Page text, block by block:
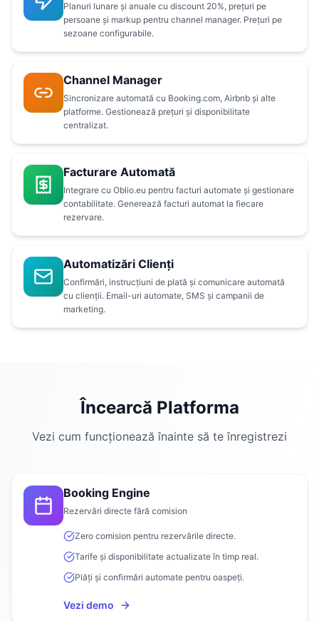
Planuri lunare și anuale cu discount 20%, prețuri pe
persoane și markup pentru channel manager. Prețuri pe
sezoane configurabile.
Channel Manager
Sincronizare automată cu Booking.com, Airbnb și alte
platforme. Gestionează prețuri și disponibilitate
centralizat.
Facturare Automată
Integrare cu Oblio.eu pentru facturi automate și gestionare
contabilitate. Generează facturi automat la fiecare
rezervare.
Automatizări Clienți
Confirmări, instrucțiuni de plată și comunicare automată
cu clienții. Email-uri automate, SMS și campanii de
marketing.
Încearcă Platforma
Vezi cum funcționează înainte să te înregistrezi
Booking Engine
Rezervări directe fără comision
Zero comision pentru rezervările directe.
Tarife și disponibilitate actualizate în timp real.
Plăți și confirmări automate pentru oaspeți.
Vezi demo